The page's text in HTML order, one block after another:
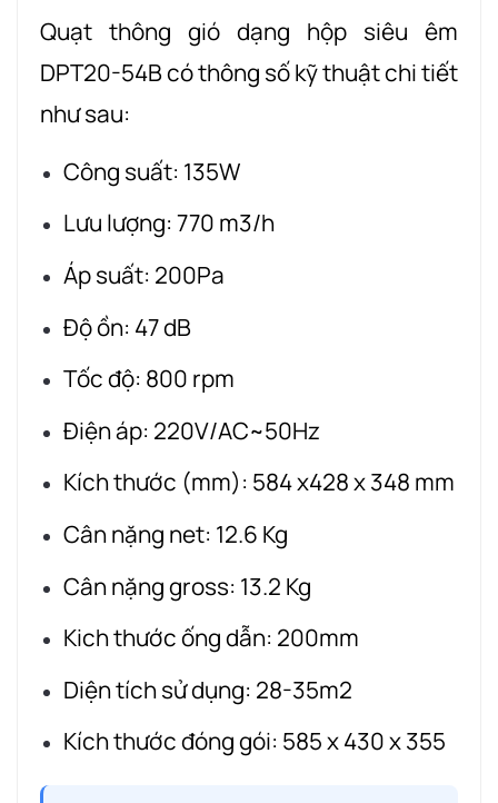
Quạt thông gió dạng hộp siêu êm
DPT20-54B có thông số kỹ thuật chi tiết
như sau:
Công suất: 135W
Lưu lượng: 770 m3/h
Áp suất: 200Pa
Độ ồn: 47 dB
Tốc độ: 800 rpm
Điện áp: 220V/AC~50Hz
Kích thước (mm): 584 x428 x 348 mm
Cân nặng net: 12.6 Kg
Cân nặng gross: 13.2 Kg
Kich thước ống dẫn: 200mm
Diện tích sử dụng: 28-35m2
Kích thước đóng gói: 585 x 430 x 355